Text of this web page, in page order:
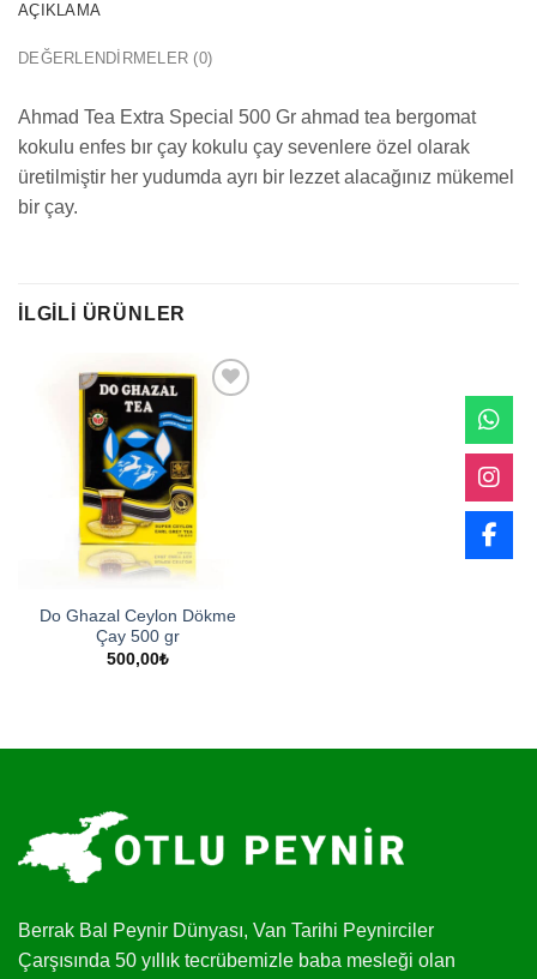
AÇIKLAMA
DEĞERLENDIRMELER (0)
Ahmad Tea Extra Special 500 Gr ahmad tea bergomat
kokulu enfes bır çay kokulu çay sevenlere özel olarak
üretilmiştir her yudumda ayrı bir lezzet alacağınız mükemel
bir çay.
İLGILI ÜRÜNLER
Favorilere
Do Ghazal Ceylon Dökme
Çay 500 gr
500,00₺
Berrak Bal Peynir Dünyası, Van Tarihi Peynirciler
Çarşısında 50 yıllık tecrübemizle baba mesleği olan